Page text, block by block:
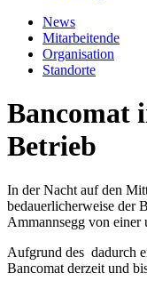
News
Mitarbeitende
Organisation
Standorte
Bancomat
Betrieb
In der Nacht auf den
bedauerlicherweise der
Ammannsegg von einer
Aufgrund des dadurch
Bancomat derzeit und